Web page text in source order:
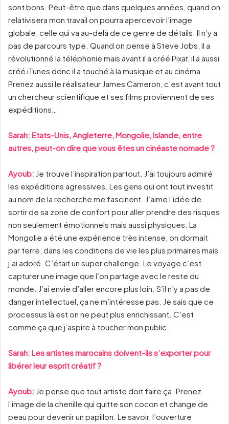
sont bons. Peut-être que dans quelques années, quand on
relativisera mon travail on pourra apercevoir l’image
globale, celle qui va au-delà de ce genre de détails. Il n’y a
pas de parcours type. Quand on pense à Steve Jobs, il a
révolutionné la téléphonie mais avant il a créé Pixar, il a aussi
créé iTunes donc il a touché à la musique et au cinéma.
Prenez aussi le réalisateur James Cameron, c’est avant tout
un chercheur scientifique et ses films proviennent de ses
expéditions…
Sarah: Etats-Unis, Angleterre, Mongolie, Islande, entre
autres, peut-on dire que vous êtes un cinéaste nomade ?
Ayoub: Je trouve l’inspiration partout. J’ai toujours admiré
les expéditions agressives. Les gens qui ont tout investit
au nom de la recherche me fascinent. J’aime l’idée de
sortir de sa zone de confort pour aller prendre des risques
non seulement émotionnels mais aussi physiques. La
Mongolie a été une expérience très intense, on dormait
par terre, dans les conditions de vie les plus primaires mais
j’ai adoré. C’était un super challenge. Le voyage c’est
capturer une image que l’on partage avec le reste du
monde. J’ai envie d’aller encore plus loin. S’il n’y a pas de
danger intellectuel, ça ne m’intéresse pas. Je sais que ce
processus là est on ne peut plus enrichissant. C’est
comme ça que j’aspire à toucher mon public.
Sarah: Les artistes marocains doivent-ils s’exporter pour
libérer leur esprit créatif ?
Ayoub: Je pense que tout artiste doit faire ça. Prenez
l’image de la chenille qui quitte son cocon et change de
peau pour devenir un papillon. Le savoir, l’ouverture